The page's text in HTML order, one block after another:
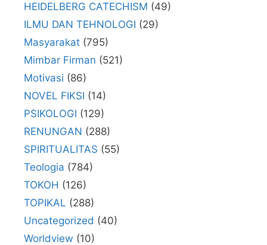
HEIDELBERG CATECHISM (49)
ILMU DAN TEHNOLOGI (29)
Masyarakat (795)
Mimbar Firman (521)
Motivasi (86)
NOVEL FIKSI (14)
PSIKOLOGI (129)
RENUNGAN (288)
SPIRITUALITAS (55)
Teologia (784)
TOKOH (126)
TOPIKAL (288)
Uncategorized (40)
Worldview (10)